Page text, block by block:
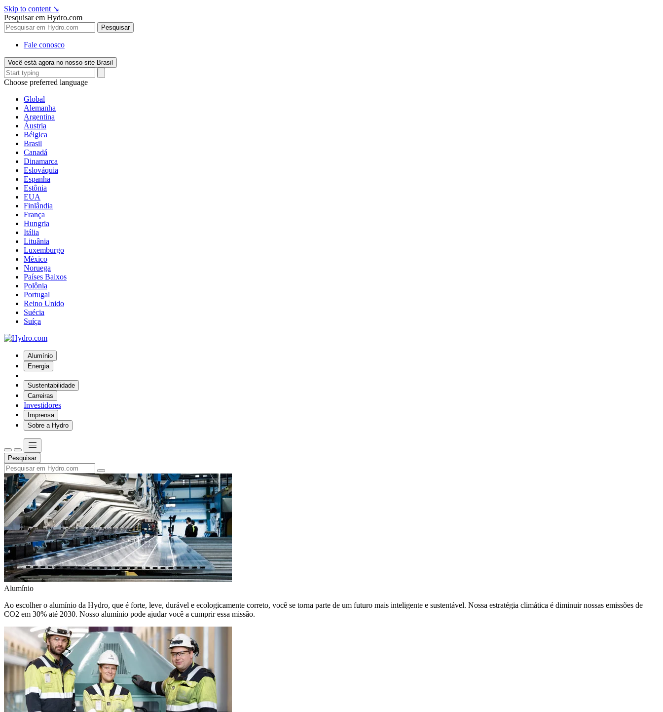
Skip to content ↘
Pesquisar em Hydro.com
Pesquisar
Fale conosco
Você está agora no nosso site Brasil
Choose preferred language
Global
Alemanha
Argentina
Áustria
Bélgica
Brasil
Canadá
Dinamarca
Eslováquia
Espanha
Estônia
EUA
Finlândia
França
Hungria
Itália
Lituânia
Luxemburgo
México
Noruega
Países Baixos
Polônia
Portugal
Reino Unido
Suécia
Suíça
Alumínio
Energia
Sustentabilidade
Carreiras
Investidores
Imprensa
Sobre a Hydro
Pesquisar
Alumínio
Ao escolher o alumínio da Hydro, que é forte, leve, durável e ecologicamente correto, você se torna parte de um futuro mais inteligente e sustentável. Nossa estratégia climática é diminuir nossas emissões de
CO2 em 30% até 2030. Nosso alumínio pode ajudar você a cumprir essa missão.